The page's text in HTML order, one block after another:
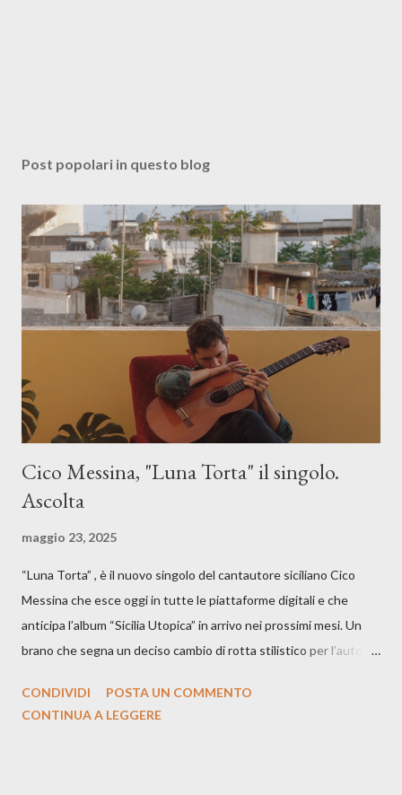
Post popolari in questo blog
Cico Messina, "Luna Torta" il singolo.
Ascolta
maggio 23, 2025
“Luna Torta” , è il nuovo singolo del cantautore siciliano Cico
Messina che esce oggi in tutte le piattaforme digitali e che
anticipa l’album “Sicilia Utopica” in arrivo nei prossimi mesi. Un
brano che segna un deciso cambio di rotta stilistico per l’autore
testo ibrido tra italiano e siciliano, e un’urgenza espressiva che
CONDIVIDI
POSTA UN COMMENTO
CONTINUA A LEGGERE